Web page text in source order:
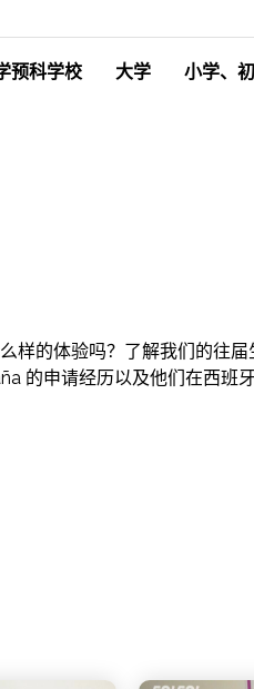
预科学校 大学 小学、
样的体验吗？了解我们的往届
的申请经历以及他们在西班